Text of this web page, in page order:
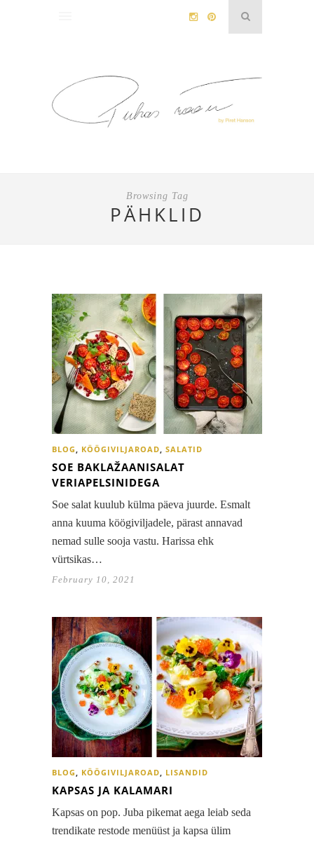
Browsing Tag
PÄHKLID
BLOG, KÖÖGIVILJAROAD, SALATID
SOE BAKLAŽAANISALAT
VERIAPELSINIDEGA
Soe salat kuulub külma päeva juurde. Esmalt
anna kuuma köögiviljadele, pärast annavad
nemad sulle sooja vastu. Harissa ehk
vürtsikas…
February 10, 2021
BLOG, KÖÖGIVILJAROAD, LISANDID
KAPSAS JA KALAMARI
Kapsas on pop. Juba pikemat aega leiab seda
trendikate restode menüüst ja kapsa ülim